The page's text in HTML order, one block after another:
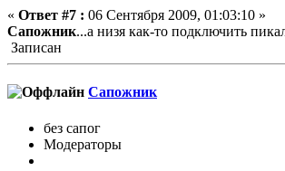
« Ответ #7 : 06 Сентября 2009, 01:03:10 »
Сапожник...а низя как-то подключить
Записан
Сапожник
без сапог
Модераторы